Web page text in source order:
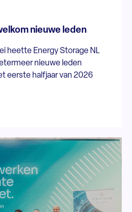
nieuwe leden
heette Energy Storage NL
nieuwe leden
eerste halfjaar van 2026